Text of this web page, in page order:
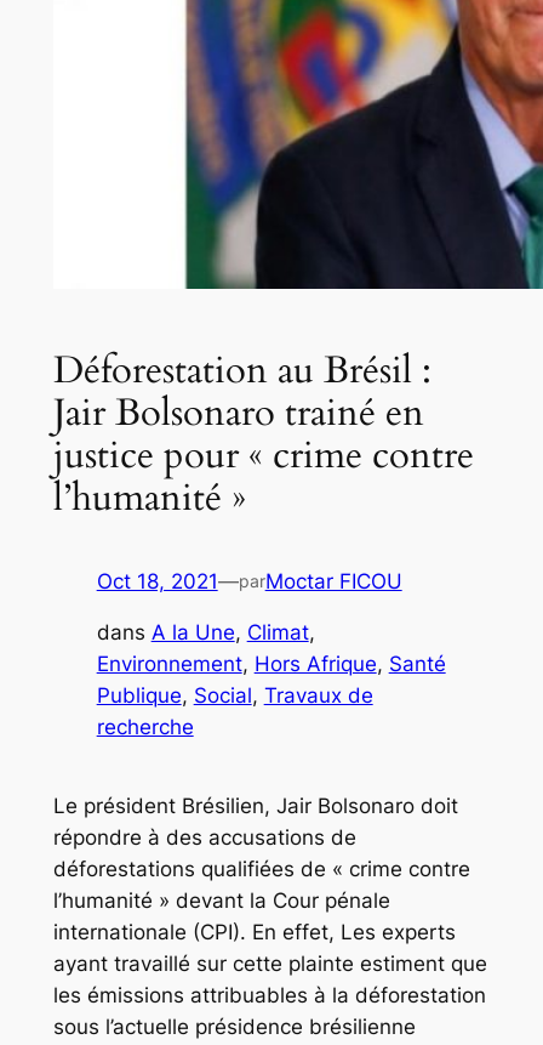
Déforestation au Brésil :
Jair Bolsonaro trainé en
justice pour « crime contre
l’humanité »
Oct 18, 2021—parMoctar FICOU
dans A la Une, Climat
Environnement, Hors Afrique, Santé
Publique, Social, Travaux de
recherche
Le président Brésilien, Jair Bolsonaro doit
répondre à des accusations de
déforestations qualifiées de « crime contre
l’humanité » devant la Cour pénale
internationale (CPI). En effet, Les experts
ayant travaillé sur cette plainte estiment que
les émissions attribuables à la déforestation
sous l’actuelle présidence brésilienne